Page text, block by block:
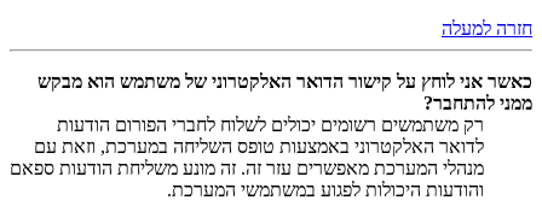
חזרה למעלה
כאשר אני לוחץ על קישור הדואר האלקטרוני של משתמש הוא מבקש
ממני להתחבר?
רק משתמשים רשומים יכולים לשלוח לחברי הפורום הודעות
לדואר האלקטרוני באמצעות טופס השליחה במערכת, וזאת עם
מנהלי המערכת מאפשרים עזר זה. זה מונע משליחת הודעות ספאם
והודעות היכולות לפגוע במשתמשי המערכת.